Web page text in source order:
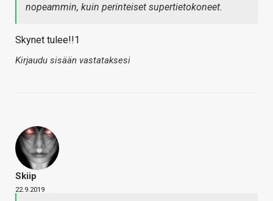
nopeammin, kuin perinteiset supertietokoneet.
Skynet tulee!!1
Kirjaudu sisään vastataksesi
Skiip
22.9.2019